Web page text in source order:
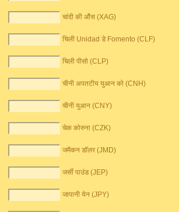
चांदी की औंस (XAG)
चिली Unidad डे Fomento (CLF)
चिली पीसो (CLP)
चीनी अपतटीय युआन को (CNH)
चीनी युआन (CNY)
चेक कोरुना (CZK)
जमैकन डॉलर (JMD)
जर्सी पाउंड (JEP)
जापानी येन (JPY)